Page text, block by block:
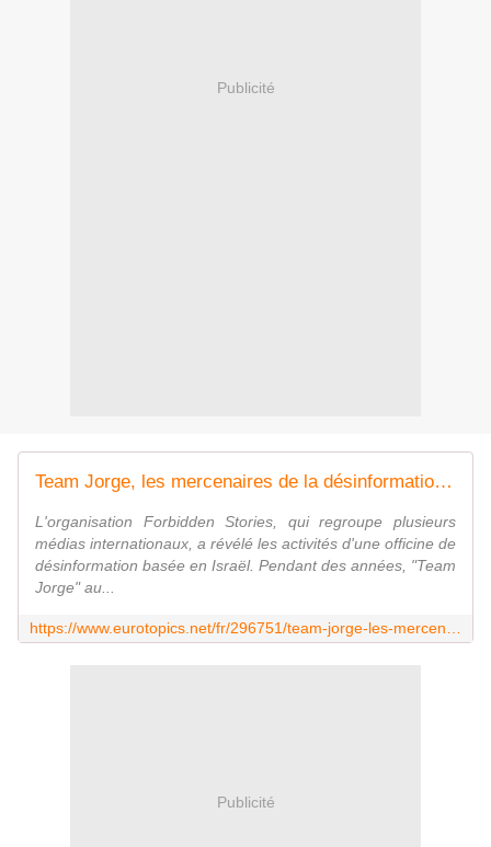
Publicité
Team Jorge, les mercenaires de la désinformation ?
L'organisation Forbidden Stories, qui regroupe plusieurs
médias internationaux, a révélé les activités d'une officine de
désinformation basée en Israël. Pendant des années, "Team
Jorge" au...
Publicité